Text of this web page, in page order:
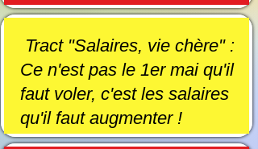
Tract "Salaires, vie chère" :
Ce n'est pas le 1er mai qu'il
faut voler, c'est les salaires
qu'il faut augmenter !